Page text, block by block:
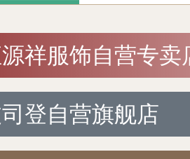
祥服饰自营专卖
登自营旗舰店